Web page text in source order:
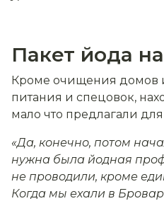
Пакет йода
Кроме очищения домов
питания и спецовок,
мало что предлагали
«Да, конечно, потом
нужна была йодная
не проводили, кроме
Когда мы ехали в